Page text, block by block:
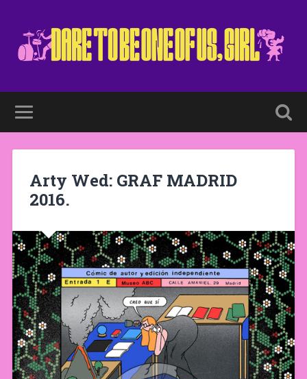
Arty Wed: GRAF MADRID
2016.